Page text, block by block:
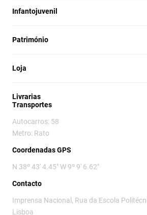
Infantojuvenil
Património
Loja
Livrarias
Transportes
Autocarros: 58
Metro: Rato
Coordenadas GPS
N 38º 43' 4.45" W 9º 9' 6.62"
Contacto
Imprensa Nacional, Rua da Escola
Lisboa